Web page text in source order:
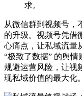
求。
从微信群到视频号，
的升级。视频号凭借
心痛点，让私域流量
“极致了数据” 的舆情
规避运营风险，让视
现私域价值的最大化。